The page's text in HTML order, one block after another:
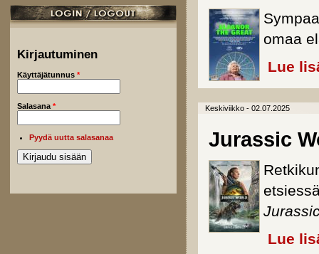
Kirjautuminen
Käyttäjätunnus *
Salasana *
Pyydä uutta salasanaa
omaa
Lue
Keskiviikko - 02.07.2025
Jurassic
Lue